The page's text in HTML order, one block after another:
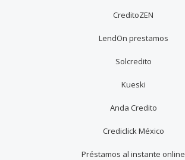
CreditoZEN
LendOn prestamos
Solcredito
Kueski
Anda Credito
Crediclick México
Préstamos al instante online